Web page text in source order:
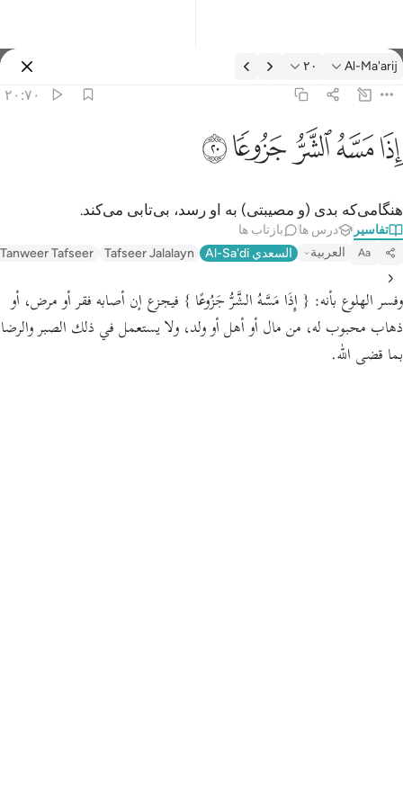
تفسیر: Al-Ma'arij ۲۰:۷۰
Al-Ma'arij ۲۰
۲۰:۷۰
اذا مسه الشر جزوعا ٢٠
إِذَا مَسَّهُ ٱلشَّرُّ جَزُوعًۭا ٢٠
ﱰﱱﱲﱳﱴ
هنگامی‌که بدی (و مصیبتی) به او رسد، بی‌تابی می‌کند.
تفاسیر درس ها بازتاب ها
Aa العربية السعدي Al-Sa'di Tafseer Jalalayn
Tafseer
وفسر الهلوع بأنه: { إِذَا مَسَّهُ الشَّرُّ جَزُوعًا } فيجزع إن أصابه فقر أو مرض، أو
ذهاب محبوب له، من مال أو أهل أو ولد، ولا يستعمل في ذلك الصبر والرضا
بما قضى الله.